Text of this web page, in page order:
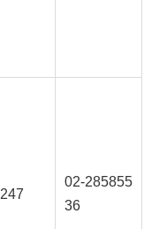
247
02-285855
36